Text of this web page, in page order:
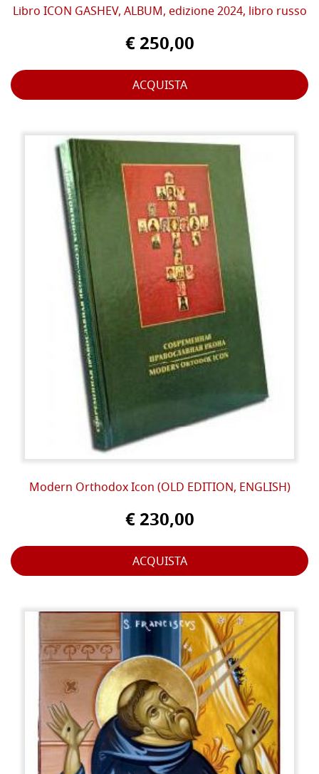
Libro ICON GASHEV, ALBUM, edizione 2024, libro russo
€ 250,00
ACQUISTA
Modern Orthodox Icon (OLD EDITION, ENGLISH)
€ 230,00
ACQUISTA